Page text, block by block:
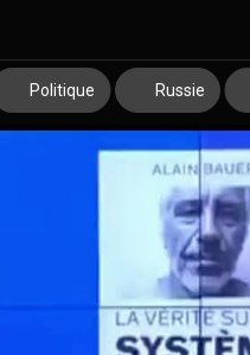
Politique Russie